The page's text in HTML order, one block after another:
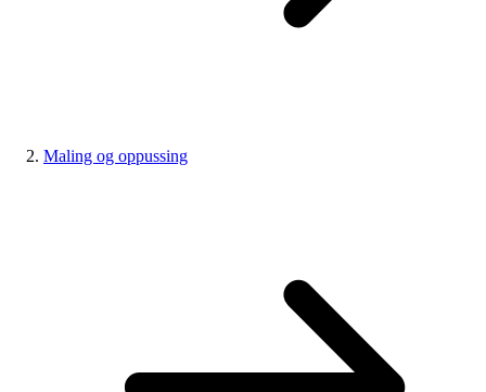
Maling og oppussing